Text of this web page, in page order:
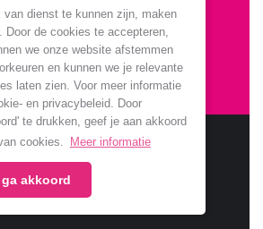
dienst te kunnen zijn, maken
Door de cookies te accepteren,
we onze website afstemmen
en kunnen we je relevante
laten zien. Voor meer informatie
en privacybeleid. Door
te drukken, geef je aan akkoord
cookies.
Meer informatie
ga akkoord
verlengt
samenwerking met onze club.